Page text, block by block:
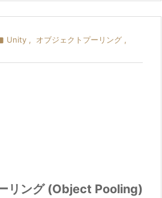
Unity , オブジェクトプーリング ,
リング (Object Pooling)